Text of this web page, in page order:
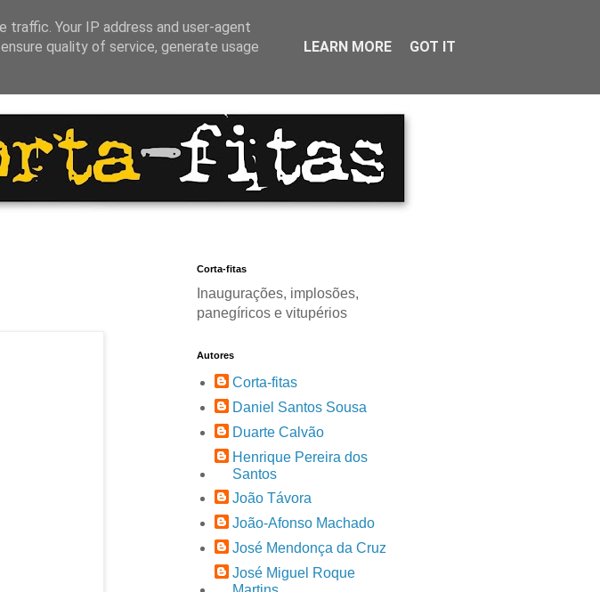
Corta-fitas
Inaugurações, implosões,
panegíricos e vitupérios
Autores
Corta-fitas
Daniel Santos Sousa
Duarte Calvão
Henrique Pereira dos
Santos
João Távora
João-Afonso Machado
José Mendonça da Cruz
José Miguel Roque
Your IP address and user-agent
quality of service, generate usage
LEARN MORE GOT IT